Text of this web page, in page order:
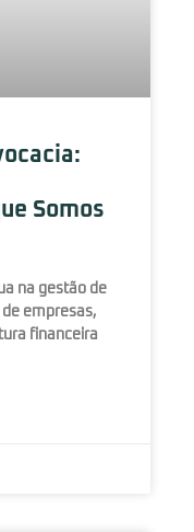
Somos
na gestão de
empresas,
financeira